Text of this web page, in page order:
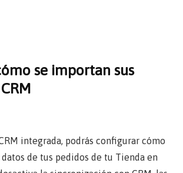
se importan sus
integrada, podrás configurar cómo
de tus pedidos de tu Tienda en